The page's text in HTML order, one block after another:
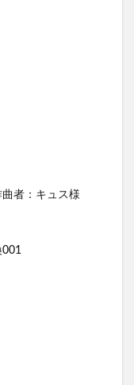
者：キュス様
001